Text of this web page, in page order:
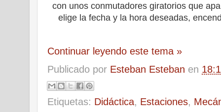
con unos conmutadores giratorios que
elige la fecha y la hora deseadas,
Continuar leyendo este tema »
Publicado por Esteban Esteban en
Etiquetas: Didáctica, Estaciones,